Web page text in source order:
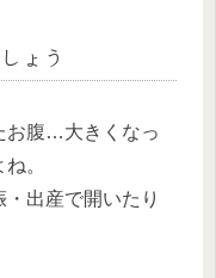
ょう
お腹…大きくなっ
。
出産で開いたり